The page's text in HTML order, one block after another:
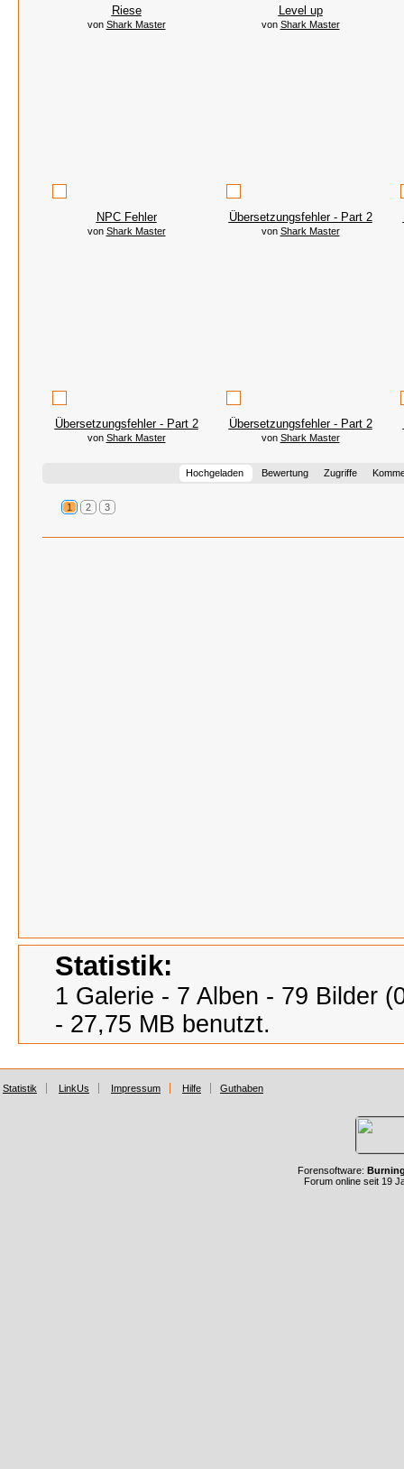
Riese
von Shark Master
Level up
von Shark Master
NPC Fehler
von Shark Master
Übersetzungsfehler - Part 2
von Shark Master
Übersetzungsfehler - Part 2
von Shark Master
Übersetzungsfehler - Part 2
von Shark Master
Hochgeladen Bewertung Zugriffe
1 2 3
Statistik:
1 Galerie - 7 Alben - 79 Bilder
- 27,75 MB benutzt.
Statistik LinkUs Impressum Hilfe Guthaben
Forensoftware:
Forum online seit 19